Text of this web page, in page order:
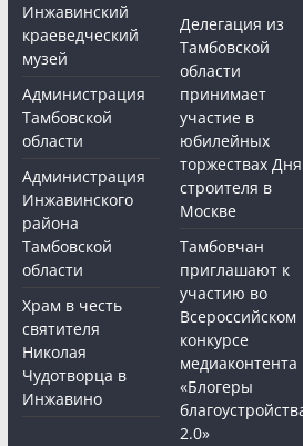
Инжавинский
краеведческий
музей
Администрация
Тамбовской
области
Администрация
Инжавинского
района
Тамбовской
области
Храм в честь
святителя
Николая
Чудотворца в
Инжавино
Делегация из
Тамбовской
области
принимает
участие в
юбилейных
торжествах Дня
строителя в
Москве
Тамбовчан
приглашают к
участию во
Всероссийском
конкурсе
медиаконтента
«Блогеры
2.0»